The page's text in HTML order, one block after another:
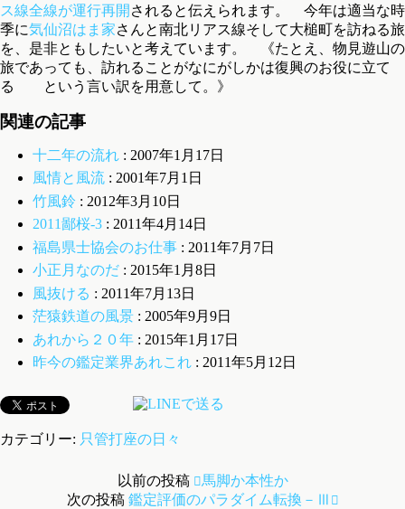
ス線全線が運行再開 されると伝えられます。 今年は適当な時
季に気仙沼はま家さんと南北リアス線そして大槌町を訪ねる旅
を、是非ともしたいと考えています。 《たとえ、物見遊山の
旅であっても、訪れることがなにがしかは復興のお役に立て
る という言い訳を用意して。》
関連の記事
十二年の流れ: 2007年1月17日
風情と風流: 2001年7月1日
竹風鈴: 2012年3月10日
2011鄙桜-3: 2011年4月14日
福島県士協会のお仕事: 2011年7月7日
小正月なのだ: 2015年1月8日
風抜ける : 2011年7月13日
茫猿鉄道の風景: 2005年9月9日
あれから２０年: 2015年1月17日
昨今の鑑定業界あれこれ: 2011年5月12日
カテゴリー: 只管打座の日々
以前の投稿
馬脚か本性か
次の投稿 鑑定評価のパラダイム転換－Ⅲ